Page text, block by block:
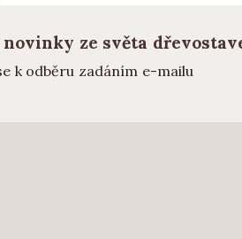
ze světa
k odběru zadáním e-mailu